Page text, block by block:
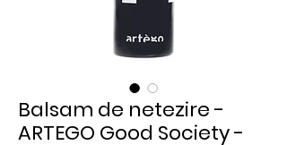
Balsam de netezire -
ARTEGO Good Society -